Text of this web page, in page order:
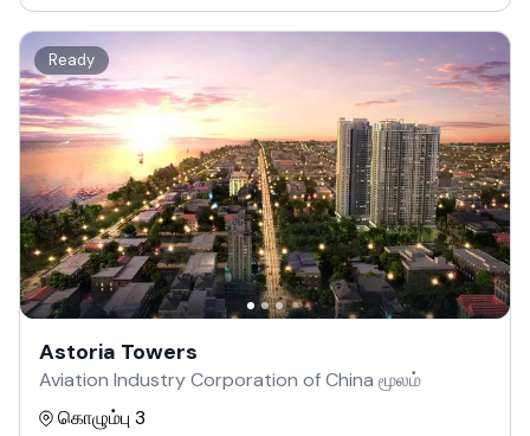
Ready
Astoria Towers
Aviation Industry Corporation of China மூலம்
கொழும்பு 3